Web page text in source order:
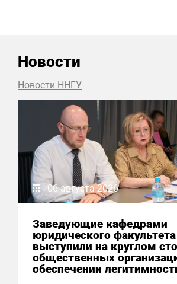
Новости
Новости ННГУ
06 августа 2026
Заведующие кафедрами
юридического факультета
выступили на круглом
общественных
обеспечении